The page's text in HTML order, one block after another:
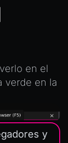
en el
verde en la
y